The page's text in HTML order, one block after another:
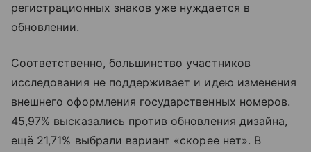
регистрационных знаков уже нуждается в
обновлении.
Соответственно, большинство участников
исследования не поддерживает и идею изменения
внешнего оформления государственных номеров.
45,97% высказались против обновления дизайна,
ещё 21,71% выбрали вариант «скорее нет». В